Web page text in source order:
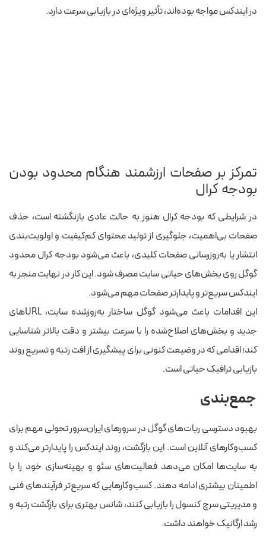
در ایندکس مواجه بوده‌اند، تأثیر ویژه‌ای در بازیابی سرعت دارد.
تمرکز بر صفحات ارزشمند هنگام محدود بودن
بودجه کرال
در شرایطی که بودجه کرال هنوز به حالت عادی بازنگشته است، حذف
صفحات بی‌اهمیت، جلوگیری از تولید محتوای کم‌کیفیت و اولویت‌بندی
انتشار یا به‌روزرسانی صفحات کلیدی، باعث می‌شود بودجه کرال محدود
گوگل روی بخش‌های حیاتی سایت مصرف شود. این کار در نهایت منجر به
ایندکس سریع‌تر و پایدارتر صفحات مهم می‌شود.
این اقدامات باعث می‌شود گوگل ساختار به‌روزشده سایت، URLهای
جدید و بخش‌های اصلاح‌شده را با سرعت بیشتر و دقت بالاتر شناسایی
کند؛ اقدامی که در وضیعت کنونی برای پیشگیری از افت رتبه و تسریع روند
بازیابی ترافیک حیاتی است.
جمع‌بندی
بهبود دسترسی ربات‌های گوگل در سرورهای ایران‌سرور تحولی مهم برای
کسب‌وکارهای آنلاین است. این بازگشت، روند ایندکس را پایدارتر می‌کند و
به سایت‌ها امکان می‌دهد فعالیت‌های سئو و بهینه‌سازی خود را با
اطمینان بیشتری ادامه دهند. کسب‌وکارهایی که سریع‌تر فرآیندهای فنی
و مدیریتی سرچ کنسول را بازیابی کنند، شانس بهتری برای بازگشت رتبه و
رشد ارگانیک خواهند داشت.